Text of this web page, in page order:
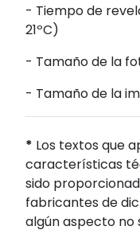
- Tiempo de
21ºC)
- Tamaño de la
- Tamaño de la
* Los textos que
características
sido
fabricantes de
algún aspecto no